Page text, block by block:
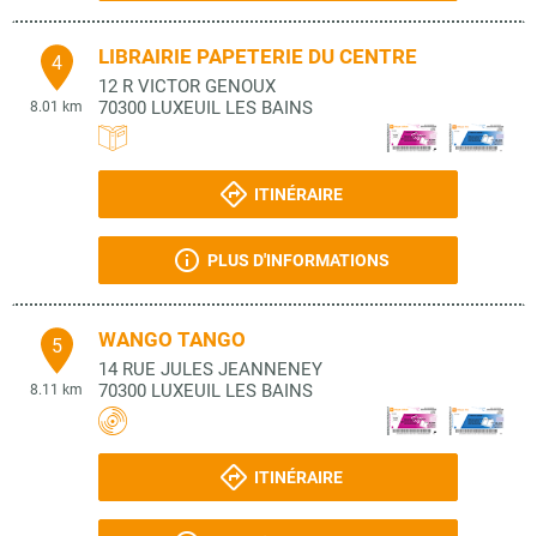
4
8.01 km
LIBRAIRIE PAPETERIE DU CENTRE
12 R VICTOR GENOUX
70300 LUXEUIL LES BAINS
ITINÉRAIRE
PLUS D'INFORMATIONS
5
8.11 km
WANGO TANGO
14 RUE JULES JEANNENEY
70300 LUXEUIL LES BAINS
ITINÉRAIRE